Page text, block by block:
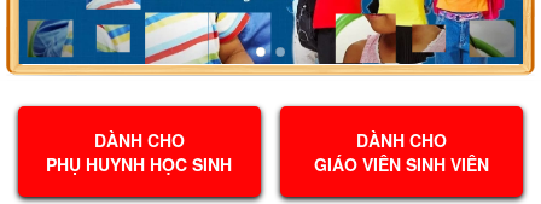
DÀNH CHO
PHỤ HUYNH HỌC SINH
DÀNH CHO
GIÁO VIÊN SINH VIÊN